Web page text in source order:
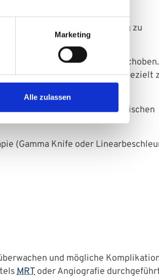
Marketing
Alle zulassen
ist es, die Fehlbildung zu
bis zur Malformation
Ziel ist es, die Blutgefäße gezielt
durch einen neurochirurgischen
(Gamma Knife oder
und mögliche
MRT oder Angiografie